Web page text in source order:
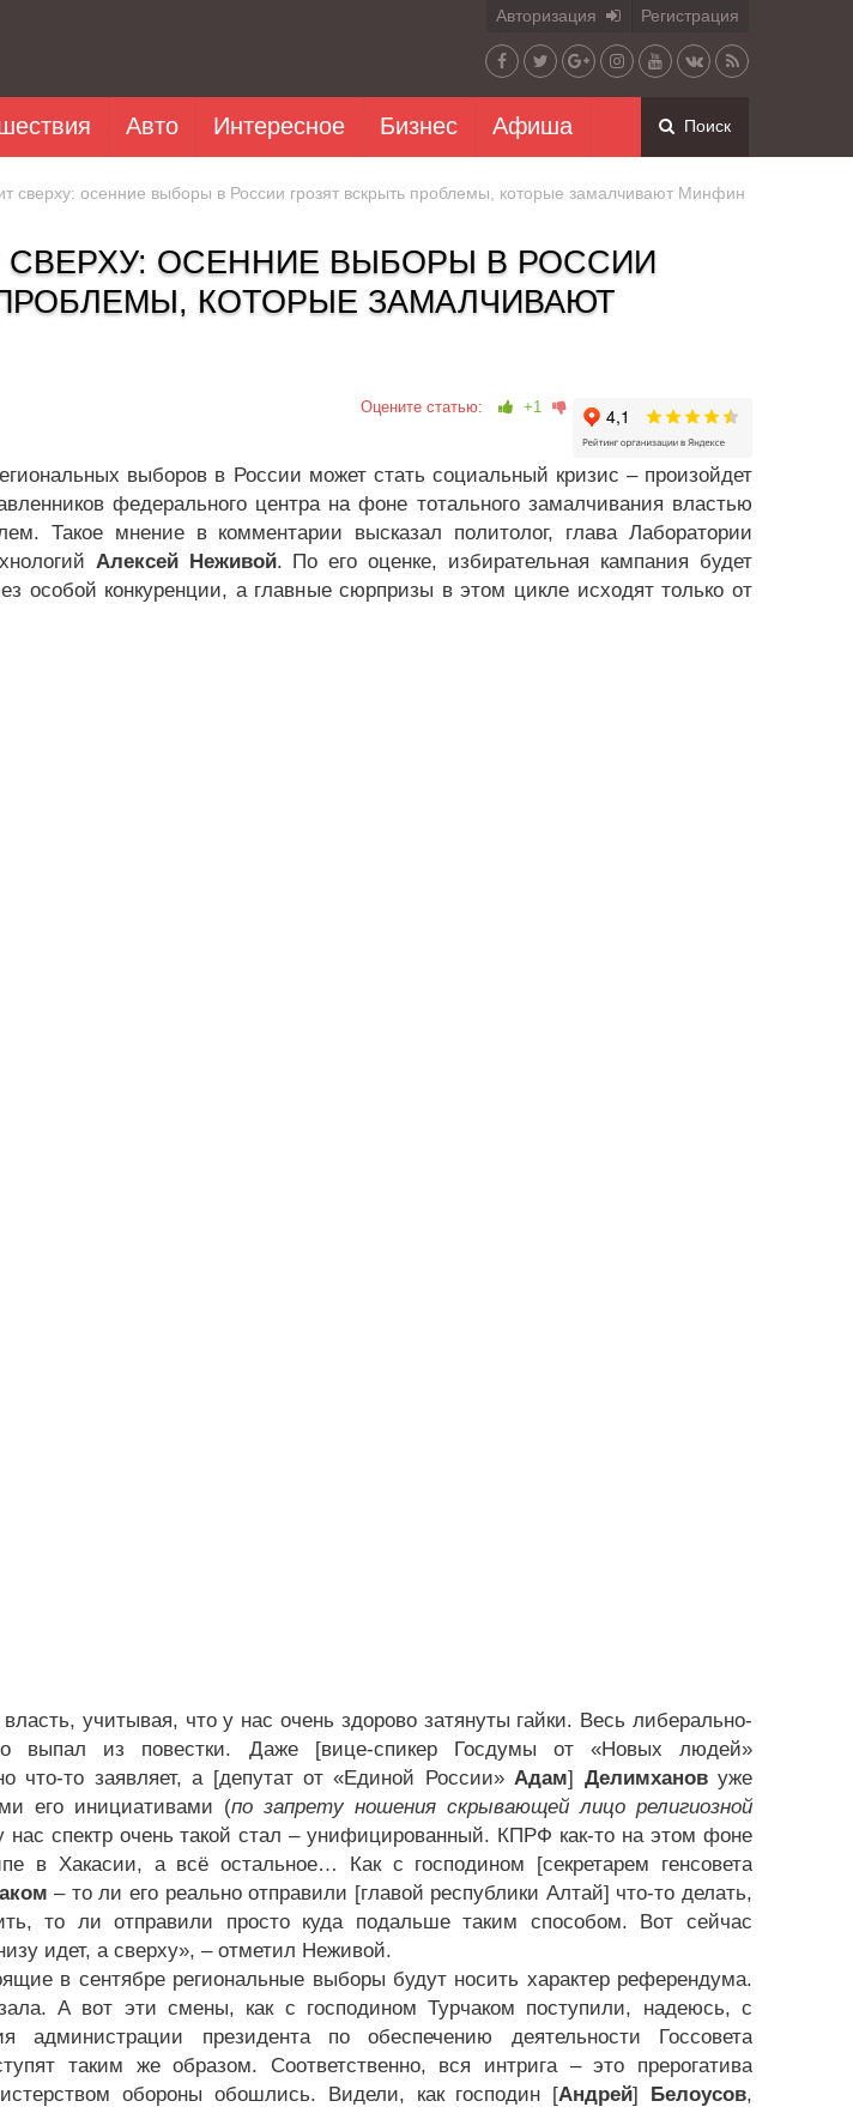
Авторизация Регистрация
Авто Интересное Бизнес Афиша Поиск
сверху: осенние выборы в России грозят вскрыть проблемы, которые замалчивают Минфин
СВЕРХУ: ОСЕННИЕ ВЫБОРЫ В РОССИИ
КОТОРЫЕ ЗАМАЛЧИВАЮТ
Оцените статью: +1
выборов в России может стать социальный кризис – произойдет
федерального центра на фоне тотального замалчивания властью
Такое мнение в комментарии высказал политолог, глава Лаборатории
Алексей Неживой. По его оценке, избирательная кампания будет
особой конкуренции, а главные сюрпризы в этом цикле исходят только от
учитывая, что у нас очень здорово затянуты гайки. Весь либерально-
выпал из повестки. Даже [вице-спикер Госдумы от «Новых людей»
что-то заявляет, а [депутат от «Единой России»Адам] Делимхановуже
его инициативами (по запрету ношения скрывающей лицо религиозной
нас спектр очень такой стал – унифицированный. КПРФ как-то на этом фоне
в Хакасии, а всё остальное… Как с господином [секретарем генсовета
– то ли его реально отправили [главой республики Алтай] что-то делать,
то ли отправили просто куда подальше таким способом. Вот сейчас
идет, а сверху», – отметил Неживой.
в сентябре региональные выборы будут носить характер референдума.
А вот эти смены, как с господином Турчаком поступили, надеюсь, с
администрации президента по обеспечению деятельности Госсовета
таким же образом. Соответственно, вся интрига – это прерогатива
обороны обошлись. Видели, как господин [Андрей] Белоусов,